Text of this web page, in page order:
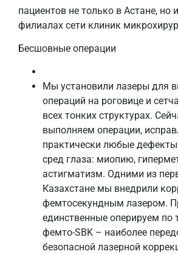
пациентов не только в Астане, но
филиалах сети клиник
Бесшовные операции
Мы установили лазеры для
операций на роговице и
всех тонких структурах.
выполняем операции,
практически любые дефекты
сред глаза: миопию,
астигматизм. Одними из
Казахстане мы внедрили
фемтосекундным лазером.
единственные оперируем по
фемто-SBK – наиболее
безопасной лазерной